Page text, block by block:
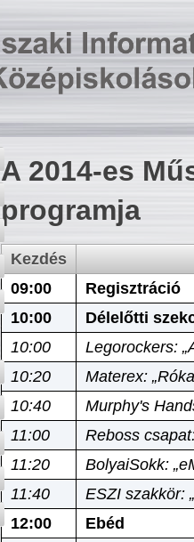
A 2014-es
programja
Kezdés
09:00
Regisztráció
10:00
Délelőtti
10:00
Legorockers:
10:20
Materex:
10:40
Murphy's
11:00
Reboss
11:20
BolyaiSokk:
11:40
ESZI szakkör:
12:00
Ebéd